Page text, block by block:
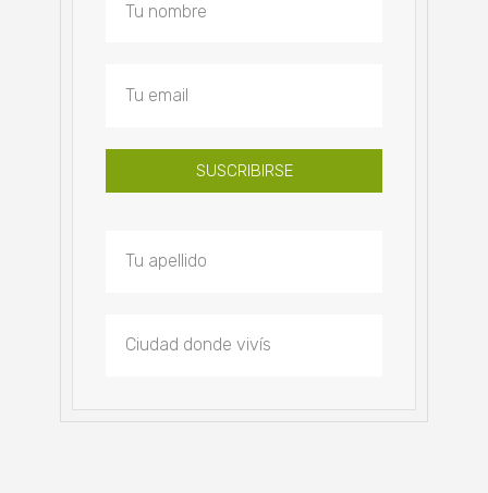
SUSCRIBIRSE